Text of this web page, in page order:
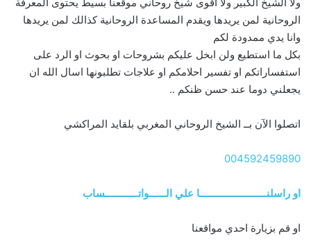
الروحانية لمن يريدها ويقدم المساعدة الروحانية كذالك لمن يريدها
وانا يدي ممدودة لكم
بكل ما استطيع ولن ابخل عليكم بشروحات او بحوث او الرد على
استفساراتكم او تفسير احلامكم او علاجات تطلبونها اسال الله ان
يجعلني دوما عند حسن ظنكم ..
اتصلوا الآن بــ الشيخ الروحاني المغربي بلقايد المراكشي
004592459890
او راسلنــــــــــــــــــــــــا علي الــــــواتــــــــــــساب
او قم بزيارة احدي مواقعنا